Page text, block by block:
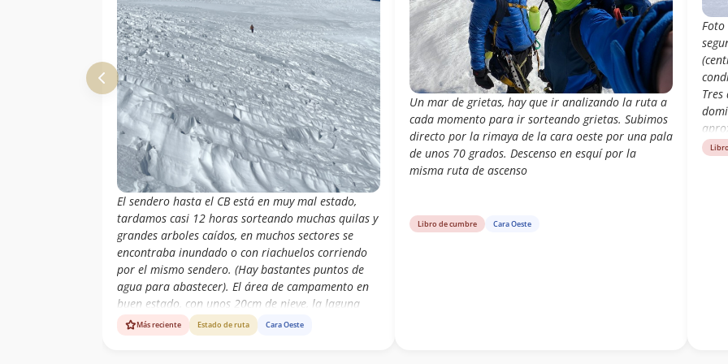
El sendero hasta el CB está en muy mal estado,
tardamos casi 12 horas sorteando muchas quilas y
grandes arboles caídos, en muchos sectores se
encontraba inundado o con riachuelos corriendo
por el mismo sendero. (Hay bastantes puntos de
agua para abastecer). El área de campamento en
buen estado, con unos 20cm de nieve, la laguna
estaba con buena cantidad de agua. El glaciar
tenía algunas grietas bastante grandes pero a la
Más reciente Estado de ruta Cara Oeste
Un mar de grietas, hay que ir analizando la ruta a
cada momento para ir sorteando grietas. Subimos
directo por la rimaya de la cara oeste por una pala
de unos 70 grados. Descenso en esquí por la
misma ruta de ascenso
Libro de cumbre Cara Oeste
Foto